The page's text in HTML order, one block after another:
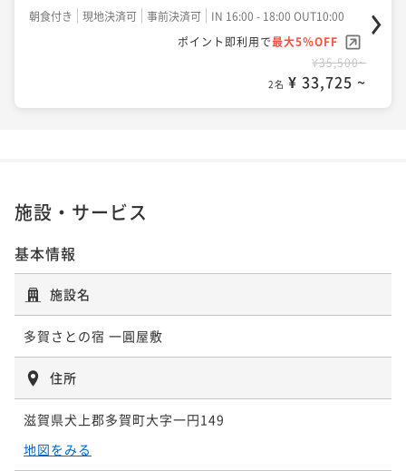
朝食付き 現地決済可 事前決済可
IN 16:00 - 18:00 OUT10:00
ポイント即利用で最大5％OFF
¥35,500~
2名 ¥ 33,725 ~
施設・サービス
基本情報
施設名
多賀さとの宿 一圓屋敷
住所
滋賀県犬上郡多賀町大字一円149
地図をみる